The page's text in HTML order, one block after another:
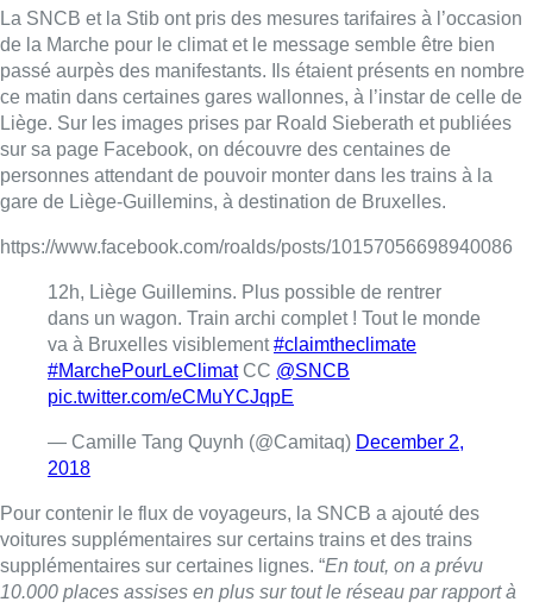
La SNCB et la Stib ont pris des mesures tarifaires à l’occasion
de la Marche pour le climat et le message semble être bien
passé aurpès des manifestants. Ils étaient présents en nombre
ce matin dans certaines gares wallonnes, à l’instar de celle de
Liège. Sur les images prises par Roald Sieberath et publiées
sur sa page Facebook, on découvre des centaines de
personnes attendant de pouvoir monter dans les trains à la
gare de Liège-Guillemins, à destination de Bruxelles.
https://www.facebook.com/roalds/posts/10157056698940086
12h, Liège Guillemins. Plus possible de rentrer
dans un wagon. Train archi complet ! Tout le monde
va à Bruxelles visiblement#claimtheclimate
#MarchePourLeClimatCC @SNCB
pic.twitter.com/eCMuYCJqpE
— Camille Tang Quynh (@Camitaq) December 2,
2018
Pour contenir le flux de voyageurs, la SNCB a ajouté des
voitures supplémentaires sur certains trains et des trains
supplémentaires sur certaines lignes. “En tout, on a prévu
10.000 places assises en plus sur tout le réseau par rapport à